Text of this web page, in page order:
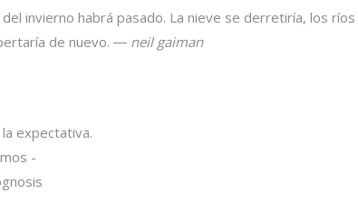
invierno habrá pasado. La nieve se derretiría, los
de nuevo. ― neil gaiman
expectativa.
-